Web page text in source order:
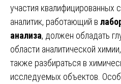
участия квалифицированных
аналитик, работающий в
анализа, должен обладать
области аналитической
также разбираться в
исследуемых объектов.